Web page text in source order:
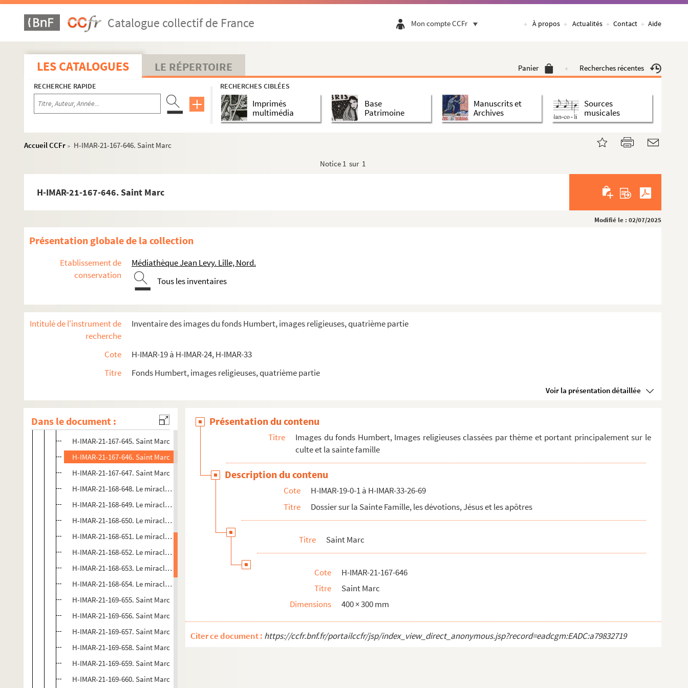
Catalogue collectif de France Mon compte CCFr À propos Actualités Contact Aide
LES CATALOGUES LE RÉPERTOIRE Panier Recherches récentes
RECHERCHE RAPIDE RECHERCHES CIBLÉES
Imprimés
multimédia
Base
Patrimoine
Manuscrits et
Archives
Sources
musicales
Accueil CCFr >
H-IMAR-21-167-646. Saint Marc
Notice 1 sur 1
H-IMAR-21-167-646. Saint Marc
Modifié le : 02/07/2025
Présentation globale de la collection
Etablissement de
conservation
Médiathèque Jean Levy. Lille, Nord.
Tous les inventaires
Intitulé de l'instrument de
recherche
Inventaire des images du fonds Humbert, images religieuses, quatrième partie
Cote
H-IMAR-19 à H-IMAR-24, H-IMAR-33
Titre
Fonds Humbert, images religieuses, quatrième partie
Voir la présentation détaillée
Dans le document :
Saint Jacques
Saint Thomas
Saint Barnabé
Saint Simon
Saint Mathias ou Matthias
Saint Barthelemy
H-IMAR-21-164-629. Cantiques Spirituels de saint Marc, deuxième évangéliste
H-IMAR-21-166-632. Saint Marc
H-IMAR-21-166-634. Saint Marc
H-IMAR-21-166-635. Saint Marc
H-IMAR-21-167-637. Saint Marc
H-IMAR-21-167-638. Saint Marc
H-IMAR-21-167-641. Saint Marc
H-IMAR-21-167-643. Saint Marc
H-IMAR-21-167-644. Saint Marc
H-IMAR-21-167-645. Saint Marc
H-IMAR-21-167-646. Saint Marc
H-IMAR-21-167-647. Saint Marc
H-IMAR-21-168-648. Le miracle de saint Marc
H-IMAR-21-168-649. Le miracle de saint Marc
H-IMAR-21-168-650. Le miracle de saint Marc
H-IMAR-21-168-651. Le miracle de saint Marc
H-IMAR-21-168-652. Le miracle de saint Marc
H-IMAR-21-168-653. Le miracle de saint Marc
H-IMAR-21-168-654. Le miracle de saint Marc
H-IMAR-21-169-655. Saint Marc
H-IMAR-21-169-656. Saint Marc
H-IMAR-21-169-657. Saint Marc
H-IMAR-21-169-658. Saint Marc
H-IMAR-21-169-659. Saint Marc
H-IMAR-21-169-660. Saint Marc
Présentation du contenu
Titre
Images du fonds Humbert, Images religieuses classées par thème et portant principalement sur le
culte et la sainte famille
Description du contenu
Cote
H-IMAR-19-0-1 à H-IMAR-33-26-69
Titre
Dossier sur la Sainte Famille, les dévotions, Jésus et les apôtres
Titre Saint Marc
Cote
H-IMAR-21-167-646
Titre
Saint Marc
Dimensions
400 × 300 mm
Citer ce document : https://ccfr.bnf.fr/portailccfr/jsp/index_view_direct_anonymous.jsp?record=eadcgm:EADC:a79832719